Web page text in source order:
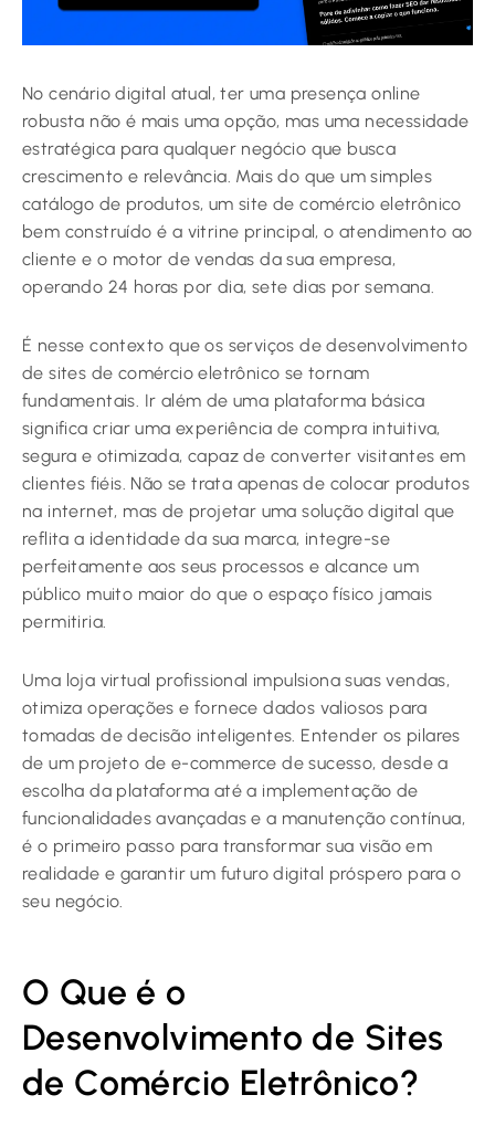
No cenário digital atual, ter uma presença online
robusta não é mais uma opção, mas uma necessidade
estratégica para qualquer negócio que busca
crescimento e relevância. Mais do que um simples
catálogo de produtos, um site de comércio eletrônico
bem construído é a vitrine principal, o atendimento ao
cliente e o motor de vendas da sua empresa,
operando 24 horas por dia, sete dias por semana.
É nesse contexto que os serviços de desenvolvimento
de sites de comércio eletrônico se tornam
fundamentais. Ir além de uma plataforma básica
significa criar uma experiência de compra intuitiva,
segura e otimizada, capaz de converter visitantes em
clientes fiéis. Não se trata apenas de colocar produtos
na internet, mas de projetar uma solução digital que
reflita a identidade da sua marca, integre-se
perfeitamente aos seus processos e alcance um
público muito maior do que o espaço físico jamais
permitiria.
Uma loja virtual profissional impulsiona suas vendas,
otimiza operações e fornece dados valiosos para
tomadas de decisão inteligentes. Entender os pilares
de um projeto de e-commerce de sucesso, desde a
escolha da plataforma até a implementação de
funcionalidades avançadas e a manutenção contínua,
é o primeiro passo para transformar sua visão em
realidade e garantir um futuro digital próspero para o
seu negócio.
O Que é o
Desenvolvimento de Sites
de Comércio Eletrônico?